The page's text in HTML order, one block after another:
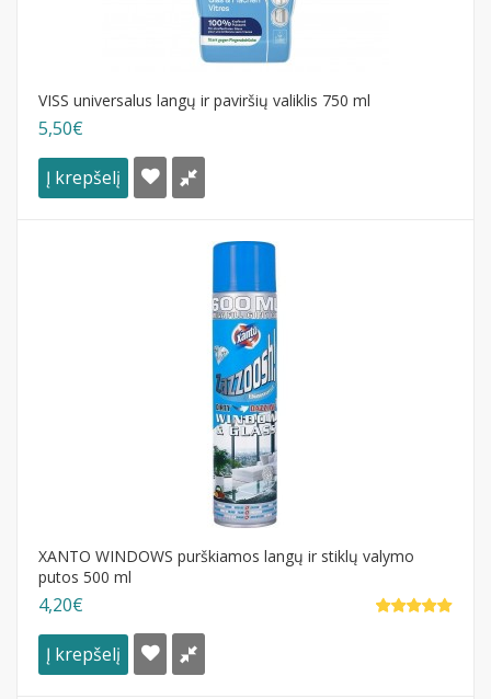
VISS universalus langų ir paviršių valiklis 750 ml
5,50€
Į krepšelį
XANTO WINDOWS purškiamos langų ir stiklų valymo
putos 500 ml
4,20€
Į krepšelį